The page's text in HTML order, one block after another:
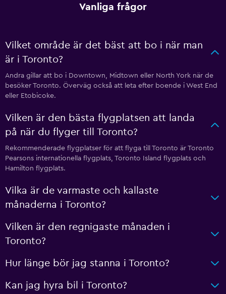
Vanliga frågor
Vilket område är det bäst att bo i när man
är i Toronto?
Andra gillar att bo i Downtown, Midtown eller North York när de
besöker Toronto. Överväg också att leta efter boende i West End
eller Etobicoke.
Vilken är den bästa flygplatsen att landa
på när du flyger till Toronto?
Rekommenderade flygplatser för att flyga till Toronto är Toronto
Pearsons internationella flygplats, Toronto Island flygplats och
Hamilton flygplats.
Vilka är de varmaste och kallaste
månaderna i Toronto?
Vilken är den regnigaste månaden i
Toronto?
Hur länge bör jag stanna i Toronto?
Kan jag hyra bil i Toronto?